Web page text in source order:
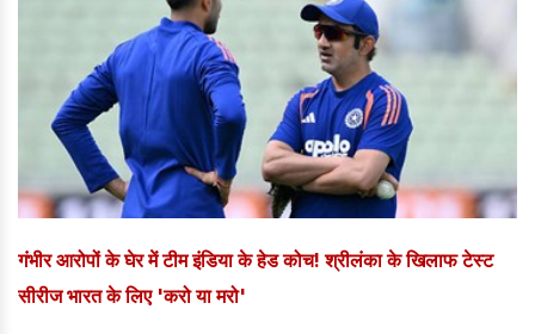
खिलाफ खेले जा रहे वॉर्म-अप मैच के पहले दिन आराम दिया गया है। उनकी
गैरमौजूदगी में अनुभवी बल्लेबाज केएल राहुल टीम की कप्तानी संभाल रहे हैं।
गंभीर आरोपों के घेर में टीम इंडिया के हेड कोच! श्रीलंका के खिलाफ टेस्ट
सीरीज भारत के लिए 'करो या मरो'